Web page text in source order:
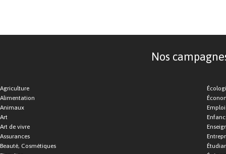
Nos
Agriculture
Alimentation
Animaux
Art
Art de vivre
Assurances
Beauté, Cosmétiques
Emploi